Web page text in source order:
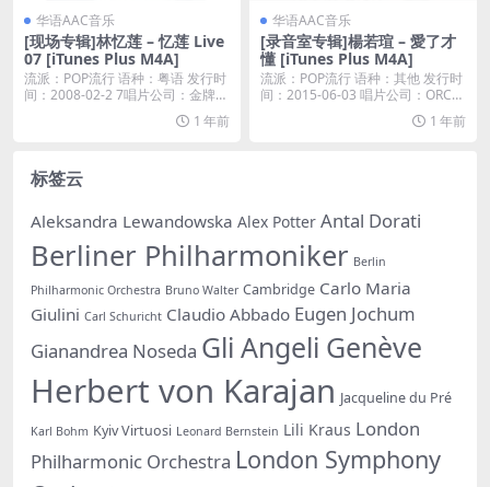
华语AAC音乐
[现场专辑]林忆莲 – 忆莲 Live
07 [iTunes Plus M4A]
流派：POP流行 语种：粤语 发行时
间：2008-02-2 7唱片公司：金牌大
1 年前
华语AAC音乐
[录音室专辑]楊若瑄 – 愛了才
懂 [iTunes Plus M4A]
流派：POP流行 语种：其他 发行时
间：2015-06-03 唱片公司：ORC
1 年前
标签云
Aleksandra Lewandowska Alex Potter Antal Dorati
Berliner Philharmoniker Berlin
Philharmonic Orchestra Bruno Walter Cambridge Carlo Maria
Giulini Carl Schuricht Claudio Abbado Eugen Jochum
Gianandrea Noseda Gli Angeli Genève
Herbert von Karajan Jacqueline du Pré
Karl Bohm Kyiv Virtuosi Leonard Bernstein Lili Kraus London
Philharmonic Orchestra London Symphony